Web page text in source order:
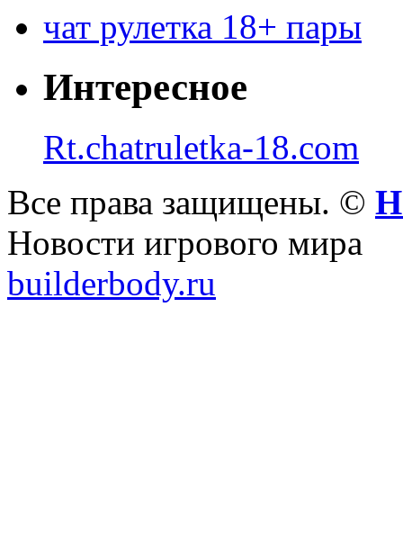
чат рулетка 18+ пары
Интересное
Rt.chatruletka-18.com
Все права защищены. ©
Новости игрового мира
builderbody.ru